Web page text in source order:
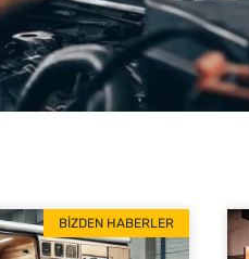
BIZDEN HABERLER